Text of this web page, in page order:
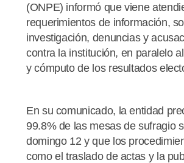
(ONPE) informó que viene
requerimientos de información,
investigación, denuncias y
contra la institución, en paralelo
y cómputo de los resultados
En su comunicado, la entidad
99.8% de las mesas de sufragio
domingo 12 y que los
como el traslado de actas y la